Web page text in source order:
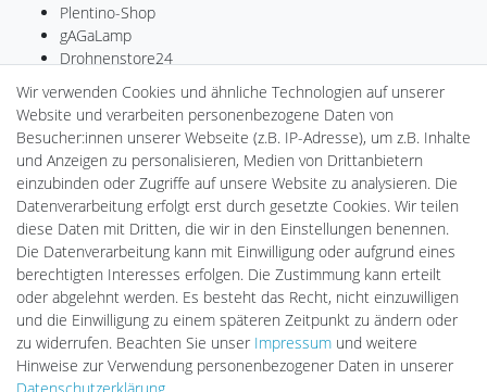
Plentino-Shop
gAGaLamp
Drohnenstore24
MeinUSB
Batteriespeicher
PlentiSolar
Gebrauchtlicht
Ledkauf
DEYESOLAR
Lightech Connect
CardanLight Europe
FORTIMO LEDs
LED-RETROSHOP
Wallbox24
Impressum
Wir verwenden Cookies und ähnliche Technologien auf unserer
Website und verarbeiten personenbezogene Daten von
Besucher:innen unserer Webseite (z.B. IP-Adresse), um z.B. Inhalte
und Anzeigen zu personalisieren, Medien von Drittanbietern
einzubinden oder Zugriffe auf unsere Website zu analysieren. Die
Datenverarbeitung erfolgt erst durch gesetzte Cookies. Wir teilen
diese Daten mit Dritten, die wir in den Einstellungen benennen.
Die Datenverarbeitung kann mit Einwilligung oder aufgrund eines
berechtigten Interesses erfolgen. Die Zustimmung kann erteilt
oder abgelehnt werden. Es besteht das Recht, nicht einzuwilligen
und die Einwilligung zu einem späteren Zeitpunkt zu ändern oder
zu widerrufen. Beachten Sie unser Impressum und weitere
Hinweise zur Verwendung personenbezogener Daten in unserer